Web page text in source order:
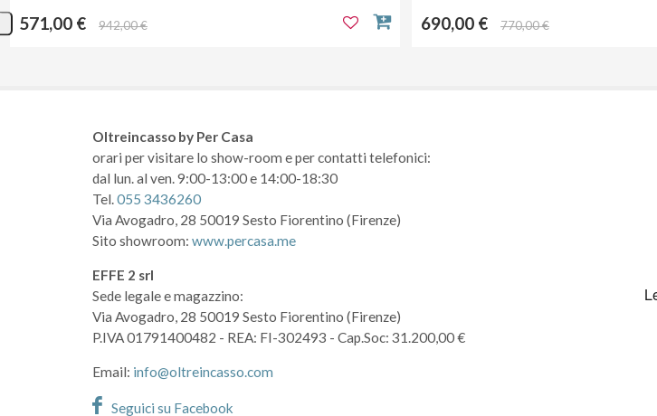
571,00 € 942,00 € 690,00 € 770,00 €
Oltreincasso by Per Casa
orari per visitare lo show-room e per contatti telefonici:
dal lun. al ven. 9:00-13:00 e 14:00-18:30
Tel.055 3436260
Via Avogadro, 28 50019 Sesto Fiorentino (Firenze)
Sito showroom: www.percasa.me
EFFE 2 srl
Sede legale e magazzino:
Via Avogadro, 28 50019 Sesto Fiorentino (Firenze)
P.IVA 01791400482 - REA: FI-302493 - Cap.Soc: 31.200,00 €
Email: info@oltreincasso.com
Seguici su Facebook